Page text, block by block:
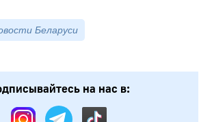
Беларуси
на нас в: